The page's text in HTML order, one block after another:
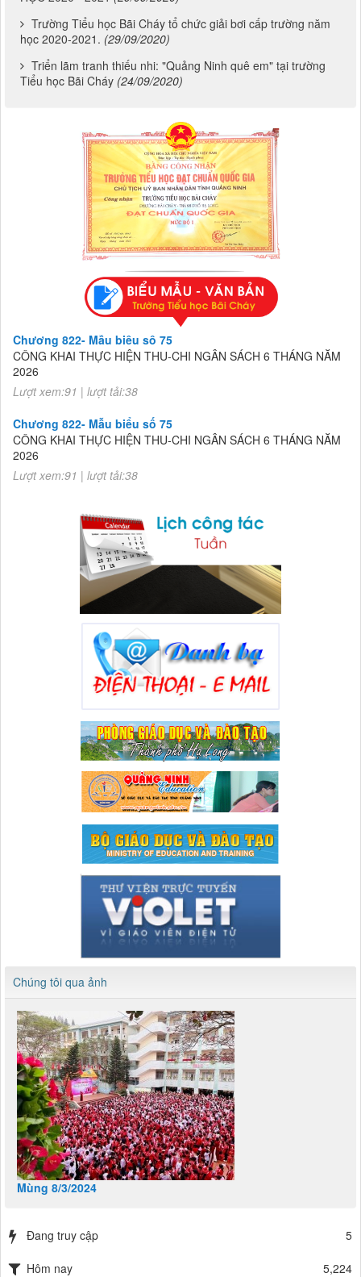
Trường Tiểu học Bãi Cháy tổ chức giải bơi cấp trường năm
học 2020-2021. (29/09/2020)
Triển lãm tranh thiếu nhi: "Quảng Ninh quê em" tại trường
Tiểu học Bãi Cháy (24/09/2020)
CÔNG KHAI THỰC HIỆN THU-CHI NGÂN SÁCH 6 THÁNG NĂM
2026
Lượt xem:91 | lượt tải:38
Chương 822- Mẫu biểu số 75
CÔNG KHAI THỰC HIỆN THU-CHI NGÂN SÁCH 6 THÁNG NĂM
2026
Lượt xem:91 | lượt tải:38
Chúng tôi qua ảnh
Mùng 8/3/2024
Đang truy cập 5
Hôm nay
5,224